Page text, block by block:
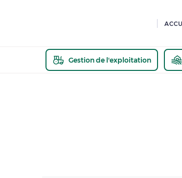
Gestion de l'exploitation